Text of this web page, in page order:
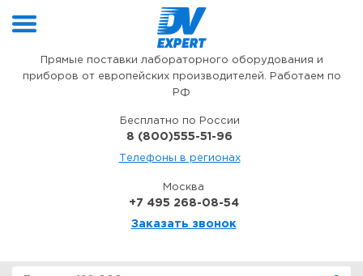
Прямые поставки лабораторного оборудования и
приборов от европейских производителей. Работаем по
РФ
Бесплатно по России
8 (800)555-51-96
Телефоны в регионах
Москва
+7 495 268-08-54
Заказать звонок